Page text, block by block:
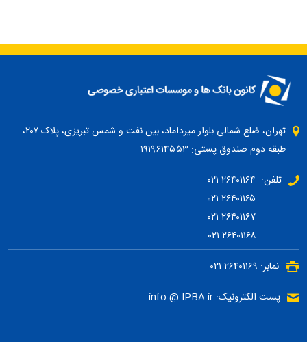
تهران، ضلع شمالی بلوار میرداماد، بین نفت و شمس تبریزی، پلاک ۲۰۷،
طبقه دوم صندوق پستی: ۱۹۱۹۶۱۴۵۵۳
تلفن: ۲۶۴۰۱۱۶۴ ۰۲۱
۲۶۴۰۱۱۶۷ ۰۲۱
۲۶۴۰۱۱۶۸ ۰۲۱
نمابر: ۲۶۴۰۱۱۶۹ ۰۲۱
پست الکترونیک: info @ IPBA.ir